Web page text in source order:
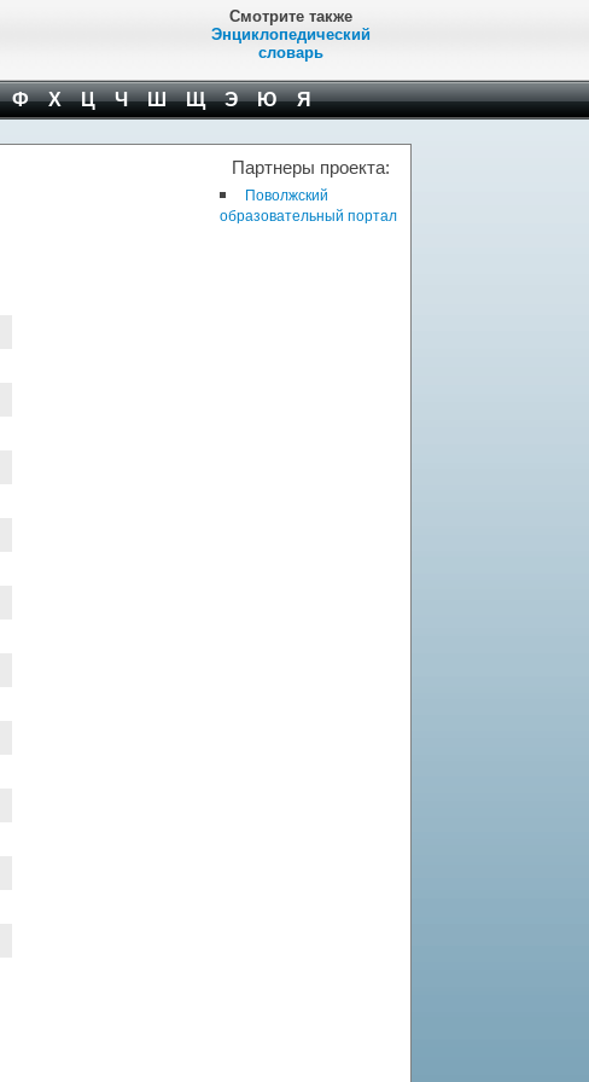
Смотрите также
Энциклопедический
словарь
Ф Х Ц Ч Ш Щ Э Ю Я
Партнеры проекта:
Поволжский
образовательный портал